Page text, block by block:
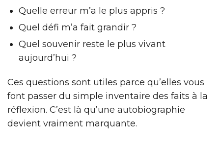
Quelle erreur m’a le plus appris ?
Quel défi m’a fait grandir ?
Quel souvenir reste le plus vivant
aujourd’hui ?
Ces questions sont utiles parce qu’elles vous
font passer du simple inventaire des faits à la
réflexion. C’est là qu’une autobiographie
devient vraiment marquante.